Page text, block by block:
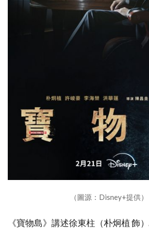
（圖源：Disney+提供）
《寶物島》講述徐東柱（朴炯植 飾